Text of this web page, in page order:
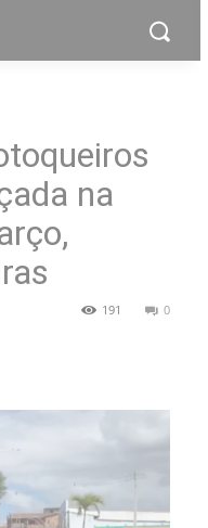
na
0
191